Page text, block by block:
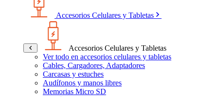
Accesorios Celulares y Tabletas
Accesorios Celulares y Tabletas
Ver todo en accesorios celulares y tabletas
Cables, Cargadores, Adaptadores
Carcasas y estuches
Audífonos y manos libres
Memorias Micro SD